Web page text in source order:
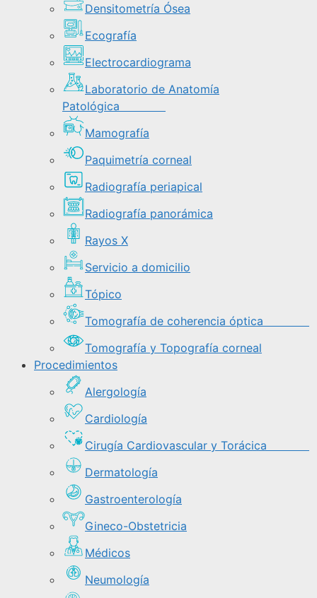
Densitometría Ósea
Ecografía
Electrocardiograma
Laboratorio de Anatomía
Patológica
Mamografía
Paquimetría corneal
Radiografía periapical
Radiografía panorámica
Rayos X
Servicio a domicilio
Tópico
Tomografía de coherencia óptica
Tomografía y Topografía corneal
Procedimientos
Alergología
Cardiología
Cirugía Cardiovascular y Torácica
Dermatología
Gastroenterología
Gineco-Obstetricia
Médicos
Neumología